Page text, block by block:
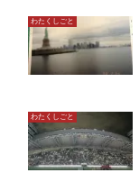
わたくしごと
わたくしごと